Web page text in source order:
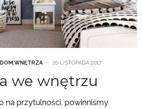
DOM,WNĘTRZA 20 LISTOPADA 2017
we wnętrzu
na przytulności, powinniśmy